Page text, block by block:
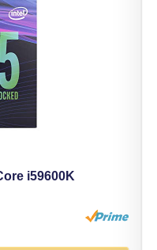
i59600K